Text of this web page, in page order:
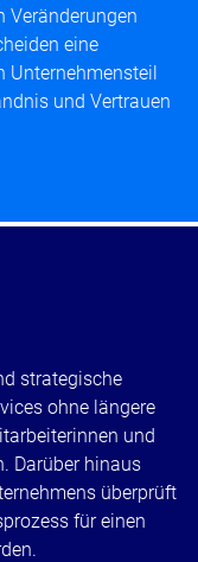
Veränderungen
eine
Unternehmensteil
und Vertrauen
strategische
ohne längere
und
Darüber hinaus
überprüft
für einen